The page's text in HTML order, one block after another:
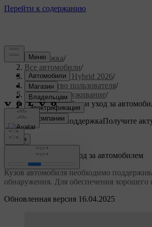
Поддержка/
Все автомобили/
XC90 Plug-in Hybrid 2026/
Руководство пользователя/
Уход и обслуживание/
Наружная мойка и уход за
Индивидуальная поддержкаПолучите
Войти
Обновленная версия 16.04.2025
Наружная мойка и уход за автомобилем
Кузов автомобиля необходимо
обнаружения. Для обеспечения